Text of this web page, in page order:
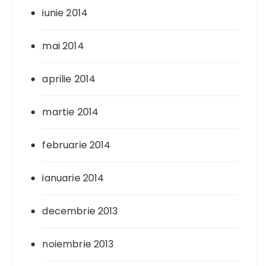
iunie 2014
mai 2014
aprilie 2014
martie 2014
februarie 2014
ianuarie 2014
decembrie 2013
noiembrie 2013